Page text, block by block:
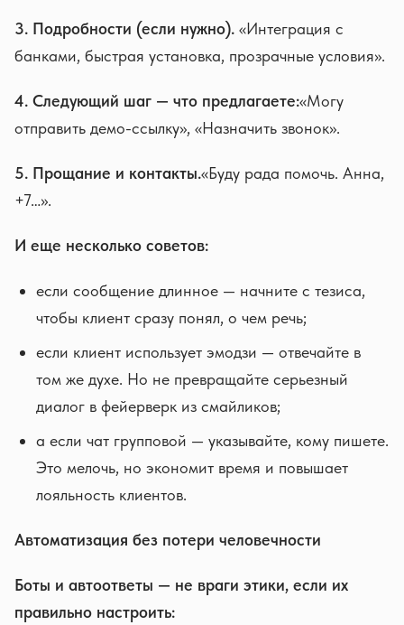
3. Подробности (если нужно). «Интеграция с
банками, быстрая установка, прозрачные условия».
4. Следующий шаг — что предлагаете:«Могу
отправить демо-ссылку», «Назначить звонок».
5. Прощание и контакты.«Буду рада помочь. Анна,
+7…».
И еще несколько советов:
если сообщение длинное — начните с тезиса,
чтобы клиент сразу понял, о чем речь;
если клиент использует эмодзи — отвечайте в
том же духе. Но не превращайте серьезный
диалог в фейерверк из смайликов;
а если чат групповой — указывайте, кому пишете.
Это мелочь, но экономит время и повышает
лояльность клиентов.
Автоматизация без потери человечности
Боты и автоответы — не враги этики, если их
правильно настроить: